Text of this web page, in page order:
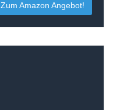
Zum Amazon Angebot!